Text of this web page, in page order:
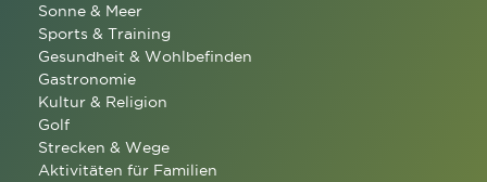
Sonne & Meer
Sports & Training
Gesundheit & Wohlbefinden
Gastronomie
Kultur & Religion
Golf
Strecken & Wege
Aktivitäten für Familien